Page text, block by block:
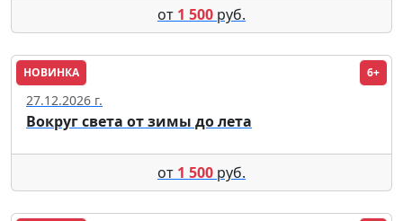
от 1 500 руб.
НОВИНКА 6+
Москва
27.12.2026 г.
Вокруг света от зимы до лета
от 1 500 руб.